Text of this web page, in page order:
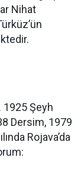
Nihat
1925 Şeyh
Dersim, 1979
Rojava’da